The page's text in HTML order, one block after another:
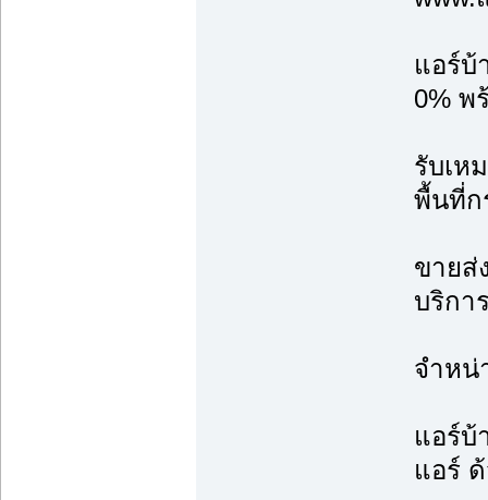
แอร์บ้
0% พ
รับเห
พื้นที่ก
ขายส่
บริกา
จำหน่
แอร์บ้
แอร์